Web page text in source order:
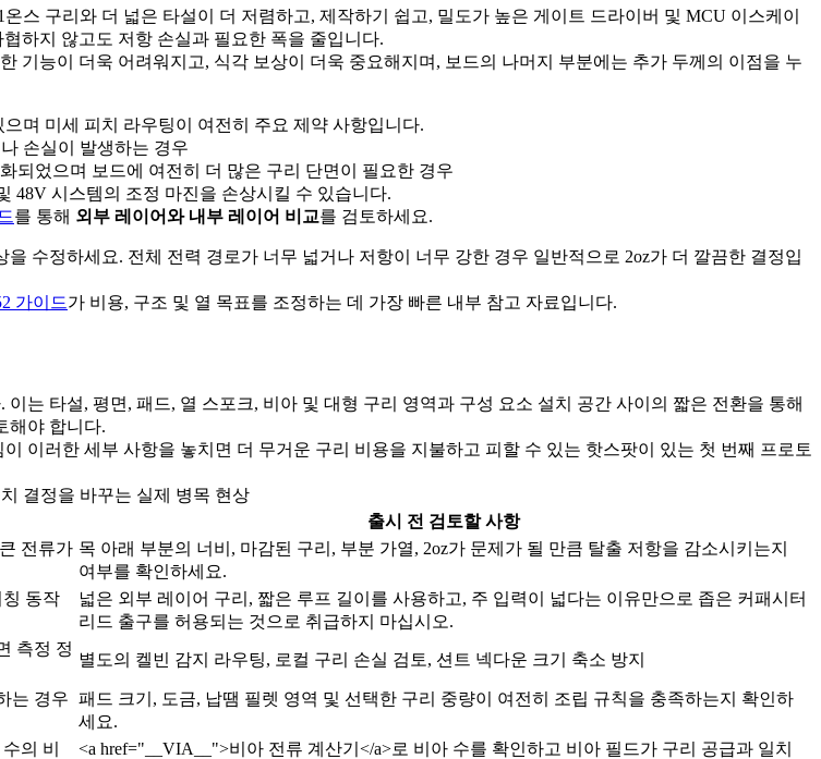
스 구리와 더 넓은 타설이 더 저렴하고, 제작하기 쉽고, 밀도가 높은 게이트 드라이버 및 MCU 이스케이
하지 않고도 저항 손실과 필요한 폭을 줄입니다.
기능이 더욱 어려워지고, 식각 보상이 더욱 중요해지며, 보드의 나머지 부분에는 추가 두께의 이점을 누
며 미세 피치 라우팅이 여전히 주요 제약 사항입니다.
손실이 발생하는 경우
되었으며 보드에 여전히 더 많은 구리 단면이 필요한 경우
48V 시스템의 조정 마진을 손상시킬 수 있습니다.
를 통해 외부 레이어와 내부 레이어 비교를 검토하세요.
수정하세요. 전체 전력 경로가 너무 넓거나 저항이 너무 강한 경우 일반적으로 2oz가 더 깔끔한 결정입
가이드가 비용, 구조 및 열 목표를 조정하는 데 가장 빠른 내부 참고 자료입니다.
는 타설, 평면, 패드, 열 스포크, 비아 및 대형 구리 영역과 구성 요소 설치 공간 사이의 짧은 전환을 통해
해야 합니다.
이러한 세부 사항을 놓치면 더 무거운 구리 비용을 지불하고 피할 수 있는 핫스팟이 있는 첫 번째 프로토
결정을 바꾸는 실제 병목 현상
출시 전 검토할 사항
전류가 목 아래 부분의 너비, 마감된 구리, 부분 가열, 2oz가 문제가 될 만큼 탈출 저항을 감소시키는지
여부를 확인하세요.
동작
넓은 외부 레이어 구리, 짧은 루프 길이를 사용하고, 주 입력이 넓다는 이유만으로 좁은 커패시터
리드 출구를 허용되는 것으로 취급하지 마십시오.
측정 정
별도의 켈빈 감지 라우팅, 로컬 구리 손실 검토, 션트 넥다운 크기 축소 방지
는 경우 패드 크기, 도금, 납땜 필렛 영역 및 선택한 구리 중량이 여전히 조립 규칙을 충족하는지 확인하
세요.
의 비 <a href="__VIA__">비아 전류 계산기</a>로 비아 수를 확인하고 비아 필드가 구리 공급과 일치